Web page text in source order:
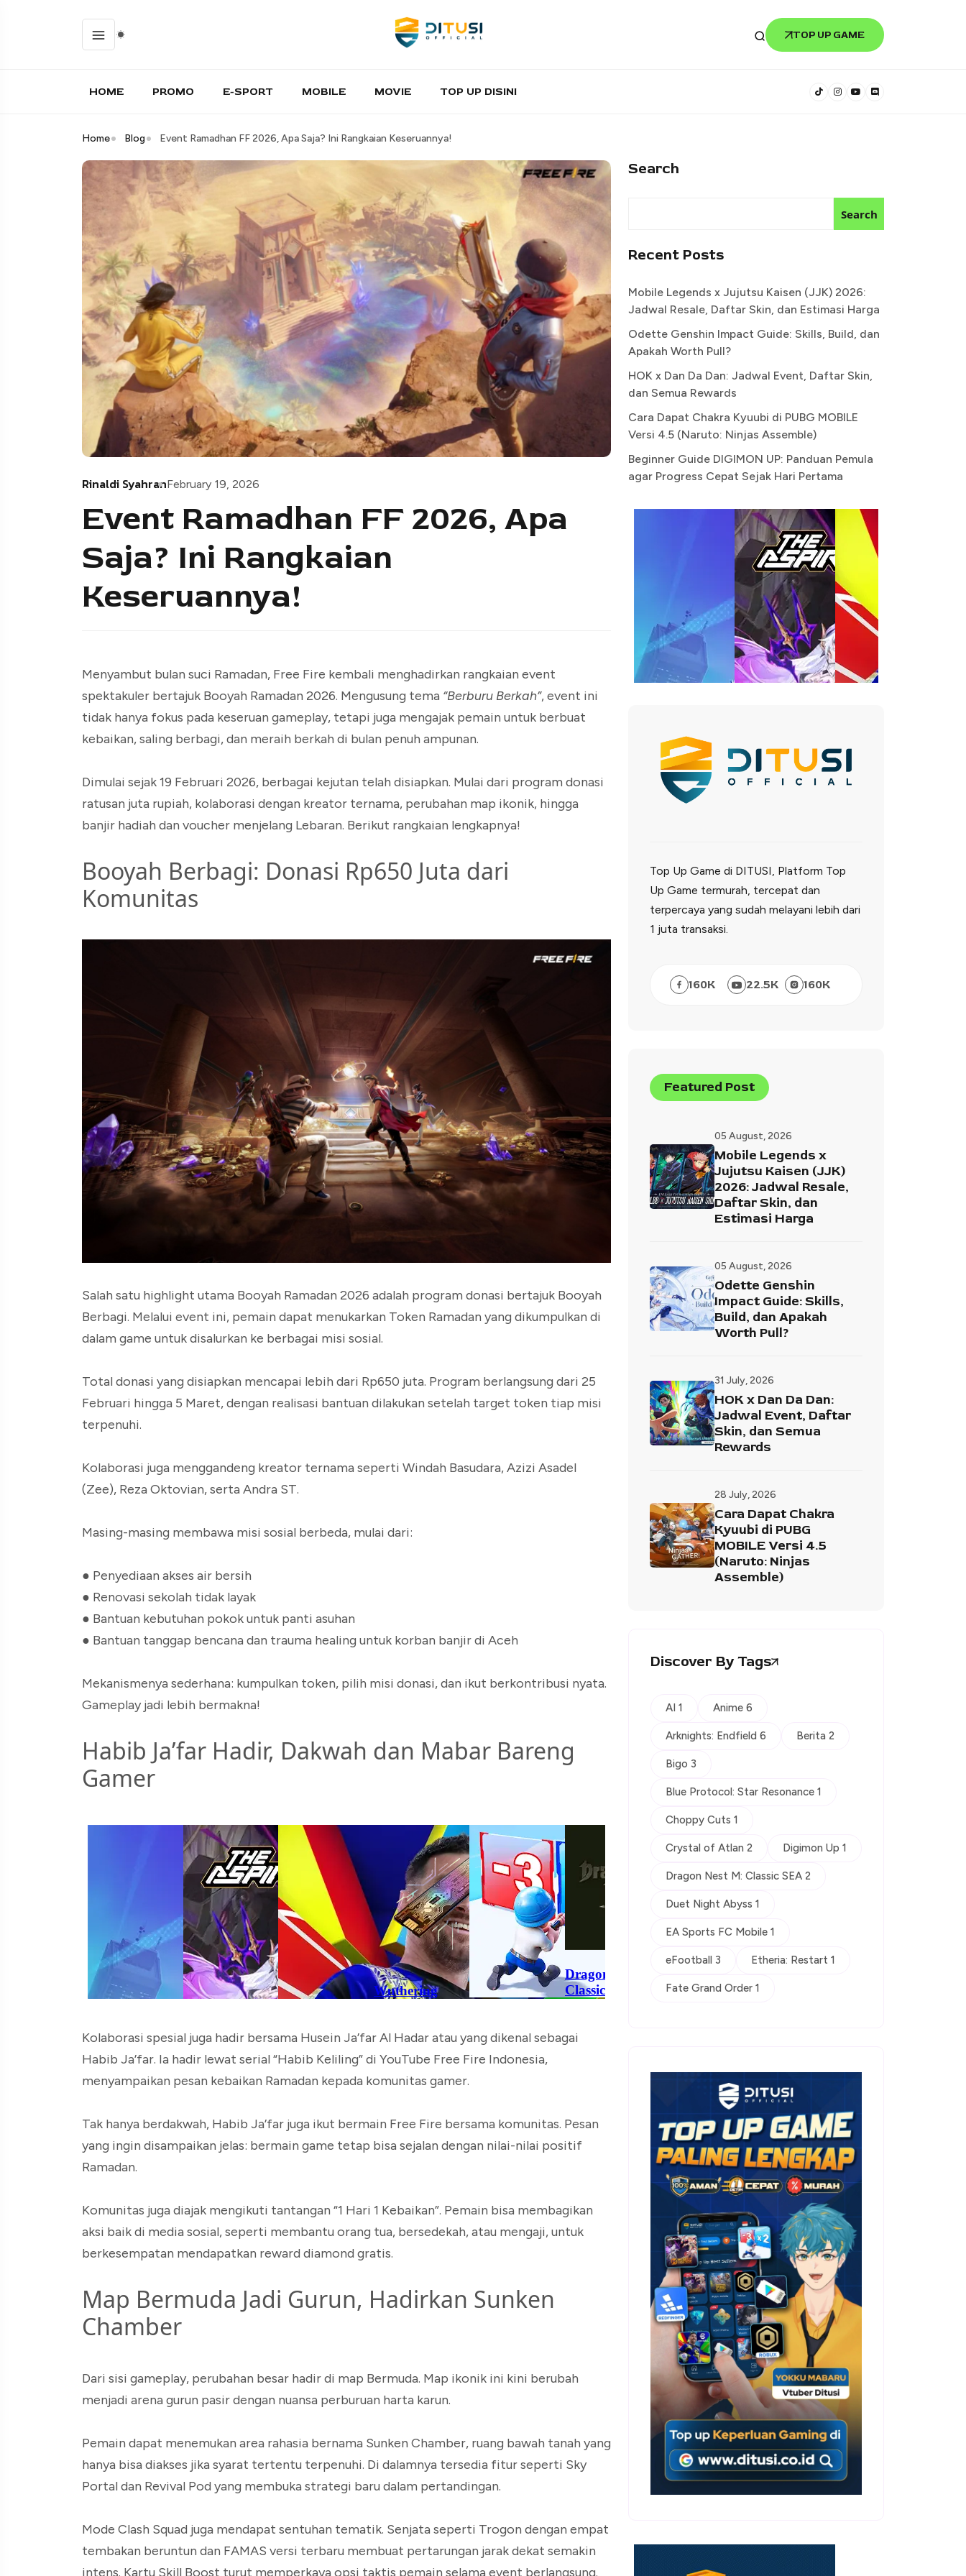
TOP UP GAME
HOME PROMO E-SPORT MOBILE MOVIE TOP UP DISINI
Home Blog Event Ramadhan FF 2026, Apa Saja? Ini Rangkaian Keseruannya!
Rinaldi SyahranFebruary 19, 2026
Event Ramadhan FF 2026, Apa
Saja? Ini Rangkaian
Keseruannya!
Menyambut bulan suci Ramadan, Free Fire kembali menghadirkan rangkaian event
spektakuler bertajuk Booyah Ramadan 2026. Mengusung tema “Berburu Berkah”, event ini
tidak hanya fokus pada keseruan gameplay, tetapi juga mengajak pemain untuk berbuat
kebaikan, saling berbagi, dan meraih berkah di bulan penuh ampunan.
Dimulai sejak 19 Februari 2026, berbagai kejutan telah disiapkan. Mulai dari program donasi
ratusan juta rupiah, kolaborasi dengan kreator ternama, perubahan map ikonik, hingga
banjir hadiah dan voucher menjelang Lebaran. Berikut rangkaian lengkapnya!
Booyah Berbagi: Donasi Rp650 Juta dari
Komunitas
Salah satu highlight utama Booyah Ramadan 2026 adalah program donasi bertajuk Booyah
Berbagi. Melalui event ini, pemain dapat menukarkan Token Ramadan yang dikumpulkan di
dalam game untuk disalurkan ke berbagai misi sosial.
Total donasi yang disiapkan mencapai lebih dari Rp650 juta. Program berlangsung dari 25
Februari hingga 5 Maret, dengan realisasi bantuan dilakukan setelah target token tiap misi
terpenuhi.
Kolaborasi juga menggandeng kreator ternama seperti Windah Basudara, Azizi Asadel
(Zee), Reza Oktovian, serta Andra ST.
Masing-masing membawa misi sosial berbeda, mulai dari:
● Penyediaan akses air bersih
● Renovasi sekolah tidak layak
● Bantuan kebutuhan pokok untuk panti asuhan
● Bantuan tanggap bencana dan trauma healing untuk korban banjir di Aceh
Mekanismenya sederhana: kumpulkan token, pilih misi donasi, dan ikut berkontribusi nyata.
Gameplay jadi lebih bermakna!
Habib Ja’far Hadir, Dakwah dan Mabar Bareng
Gamer
Kolaborasi spesial juga hadir bersama Husein Ja’far Al Hadar atau yang dikenal sebagai
Habib Ja’far. Ia hadir lewat serial “Habib Keliling” di YouTube Free Fire Indonesia,
menyampaikan pesan kebaikan Ramadan kepada komunitas gamer.
Tak hanya berdakwah, Habib Ja’far juga ikut bermain Free Fire bersama komunitas. Pesan
yang ingin disampaikan jelas: bermain game tetap bisa sejalan dengan nilai-nilai positif
Ramadan.
Komunitas juga diajak mengikuti tantangan “1 Hari 1 Kebaikan”. Pemain bisa membagikan
aksi baik di media sosial, seperti membantu orang tua, bersedekah, atau mengaji, untuk
berkesempatan mendapatkan reward diamond gratis.
Map Bermuda Jadi Gurun, Hadirkan Sunken
Chamber
Dari sisi gameplay, perubahan besar hadir di map Bermuda. Map ikonik ini kini berubah
menjadi arena gurun pasir dengan nuansa perburuan harta karun.
Pemain dapat menemukan area rahasia bernama Sunken Chamber, ruang bawah tanah yang
hanya bisa diakses jika syarat tertentu terpenuhi. Di dalamnya tersedia fitur seperti Sky
Portal dan Revival Pod yang membuka strategi baru dalam pertandingan.
Mode Clash Squad juga mendapat sentuhan tematik. Senjata seperti Trogon dengan empat
tembakan beruntun dan FAMAS versi terbaru membuat pertarungan jarak dekat semakin
intens. Kartu Skill Boost turut memperkaya opsi taktis pemain selama event berlangsung.
Search
Search
Recent Posts
Mobile Legends x Jujutsu Kaisen (JJK) 2026:
Jadwal Resale, Daftar Skin, dan Estimasi Harga
Odette Genshin Impact Guide: Skills, Build, dan
Apakah Worth Pull?
HOK x Dan Da Dan: Jadwal Event, Daftar Skin,
dan Semua Rewards
Cara Dapat Chakra Kyuubi di PUBG MOBILE
Versi 4.5 (Naruto: Ninjas Assemble)
Beginner Guide DIGIMON UP: Panduan Pemula
agar Progress Cepat Sejak Hari Pertama
Top Up Game di DITUSI, Platform Top
Up Game termurah, tercepat dan
terpercaya yang sudah melayani lebih dari
1 juta transaksi.
160K 22.5K 160K
Featured Post
05 August, 2026
Mobile Legends x
Jujutsu Kaisen (JJK)
2026: Jadwal Resale,
Daftar Skin, dan
Estimasi Harga
05 August, 2026
Odette Genshin
Impact Guide: Skills,
Build, dan Apakah
Worth Pull?
31 July, 2026
HOK x Dan Da Dan:
Jadwal Event, Daftar
Skin, dan Semua
Rewards
28 July, 2026
Cara Dapat Chakra
Kyuubi di PUBG
MOBILE Versi 4.5
(Naruto: Ninjas
Assemble)
Discover By Tags
AI 1 Anime 6
Arknights: Endfield 6 Berita 2
Bigo 3
Blue Protocol: Star Resonance 1
Choppy Cuts 1
Crystal of Atlan 2 Digimon Up 1
Dragon Nest M: Classic SEA 2
Duet Night Abyss 1
EA Sports FC Mobile 1
eFootball 3 Etheria: Restart 1
Fate Grand Order 1